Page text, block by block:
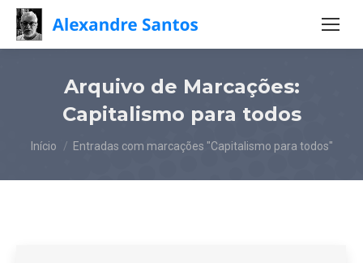
Arquivo de Marcações:
Capitalismo para todos
Você está aqui:
Início Entradas com marcações "Capitalismo para todos"